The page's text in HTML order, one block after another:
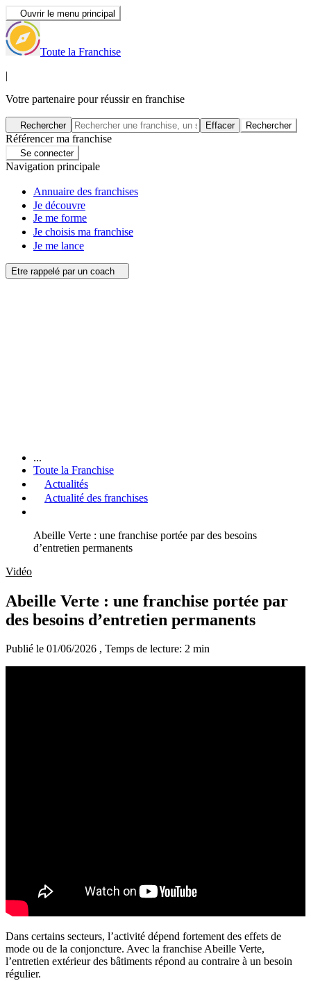
Ouvrir le menu principal
Toute la Franchise
|
Votre partenaire pour réussir en franchise
Rechercher Effacer Rechercher
Référencer ma franchise
Se connecter
Navigation principale
Annuaire des franchises
Je découvre
Je me forme
Je choisis ma franchise
Je me lance
Etre rappelé par un coach
...
Toute la Franchise
Actualités
Actualité des franchises
Abeille Verte : une franchise portée par des besoins
d’entretien permanents
Vidéo
Abeille Verte : une franchise portée par
des besoins d’entretien permanents
Publié le 01/06/2026 , Temps de lecture: 2 min
Dans certains secteurs, l’activité dépend fortement des effets de
mode ou de la conjoncture. Avec la franchise Abeille Verte,
l’entretien extérieur des bâtiments répond au contraire à un besoin
régulier.